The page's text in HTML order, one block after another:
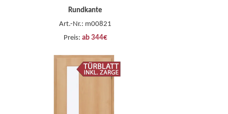
Rundkante
Art.-Nr.: m00821
Preis: ab 344€